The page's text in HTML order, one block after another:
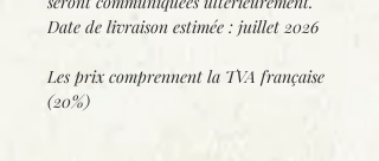
Date de livraison estimée : juillet 2026
Les prix comprennent la TVA française
(20%)